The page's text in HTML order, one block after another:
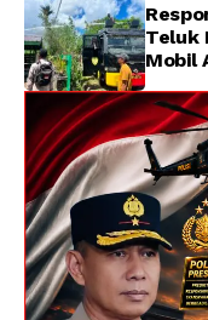
Teluk
Mobil